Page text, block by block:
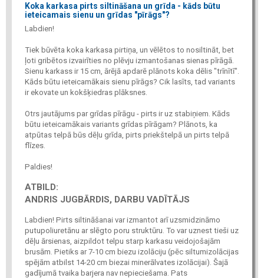
Koka karkasa pirts siltināšana un grīda - kāds būtu
ieteicamais sienu un grīdas "pīrāgs"?
Labdien!
Tiek būvēta koka karkasa pirtiņa, un vēlētos to nosiltināt, bet
ļoti gribētos izvairīties no plēvju izmantošanas sienas pīrāgā.
Sienu karkass ir 15 cm, ārējā apdarē plānots koka dēlis "trīnītī".
Kāds būtu ieteicamākais sienu pīrāgs? Cik lasīts, tad variants
ir ekovate un kokšķiedras plāksnes.
Otrs jautājums par grīdas pīrāgu - pirts ir uz stabiņiem. Kāds
būtu ieteicamākais variants grīdas pīrāgam? Plānots, ka
atpūtas telpā būs dēļu grīda, pirts priekštelpā un pirts telpā
flīzes.
Paldies!
ATBILD:
ANDRIS JUGBĀRDIS, DARBU VADĪTĀJS
Labdien! Pirts siltināšanai var izmantot arī uzsmidzināmo
putupoliuretānu ar slēgto poru struktūru. To var uznest tieši uz
dēļu ārsienas, aizpildot telpu starp karkasu veidojošajām
brusām. Pietiks ar 7-10 cm biezu izolāciju (pēc siltumizolācijas
spējām atbilst 14-20 cm biezai minerālvates izolācijai). Šajā
gadījumā tvaika barjera nav nepieciešama. Pats